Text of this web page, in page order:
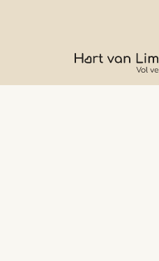
inhoud